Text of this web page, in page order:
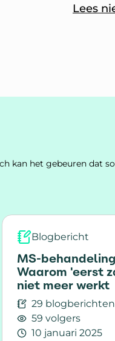
` over MS bij
maand
Lees
`Kun
kan het gebeuren dat
Blogbericht
MS-
Waarom 'eerst
niet meer werkt
29 blogberichten
59 volgers
10 januari 2025